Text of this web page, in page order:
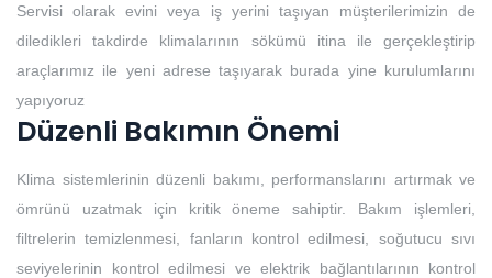
Servisi olarak evini veya iş yerini taşıyan müşterilerimizin de
diledikleri takdirde klimalarının sökümü itina ile gerçekleştirip
araçlarımız ile yeni adrese taşıyarak burada yine kurulumlarını
yapıyoruz
Düzenli Bakımın Önemi
Klima sistemlerinin düzenli bakımı, performanslarını artırmak ve
ömrünü uzatmak için kritik öneme sahiptir. Bakım işlemleri,
filtrelerin temizlenmesi, fanların kontrol edilmesi, soğutucu sıvı
seviyelerinin kontrol edilmesi ve elektrik bağlantılarının kontrol